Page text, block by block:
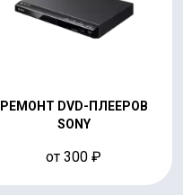
РЕМОНТ DVD-ПЛЕЕРОВ
SONY
от 300 ₽